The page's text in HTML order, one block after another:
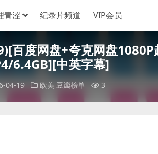
青涩 纪录片频道 VIP会员
度网盘+夸克网盘1080P
6.4GB][中英字幕]
04-19 欧美 豆瓣榜单 3